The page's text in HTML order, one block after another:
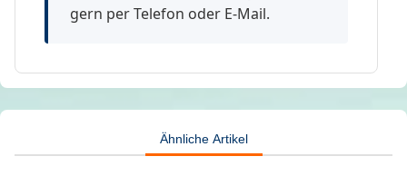
gern per Telefon oder E-Mail.
Ähnliche Artikel